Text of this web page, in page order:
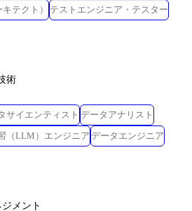
テクト）
テストエンジニア・テスター
術
サイエンティスト データアナリスト
（LLM）エンジニア データエンジニア
メント